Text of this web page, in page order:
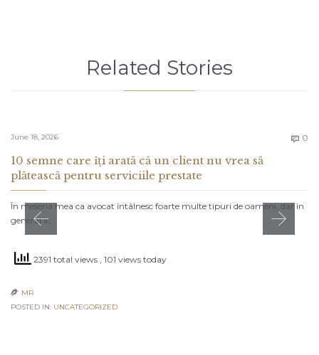
Related Stories
June 18, 2026  0
10 semne care îți arată că un client nu vrea să
plătească pentru serviciile prestate
În meseria mea ca avocat întâlnesc foarte multe tipuri de oameni, dar în
general îi…
2391 total views , 101 views today
 MR
POSTED IN: UNCATEGORIZED